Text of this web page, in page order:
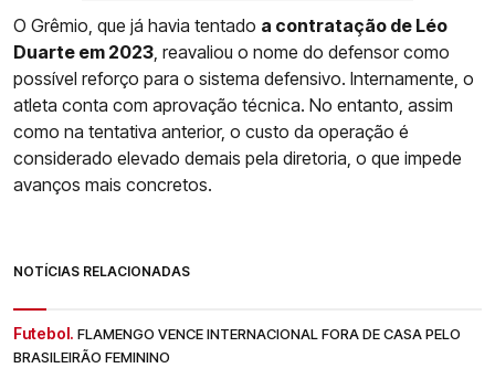
O Grêmio, que já havia tentado a contratação de Léo
Duarte em 2023, reavaliou o nome do defensor como
possível reforço para o sistema defensivo. Internamente, o
atleta conta com aprovação técnica. No entanto, assim
como na tentativa anterior, o custo da operação é
considerado elevado demais pela diretoria, o que impede
avanços mais concretos.
NOTÍCIAS RELACIONADAS
Futebol. FLAMENGO VENCE INTERNACIONAL FORA DE CASA PELO
BRASILEIRÃO FEMININO